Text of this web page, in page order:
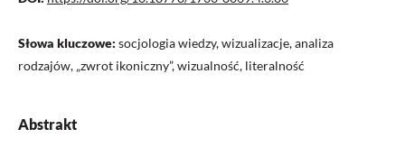
Słowa kluczowe: socjologia wiedzy, wizualizacje, analiza
rodzajów, „zwrot ikoniczny”, wizualność, literalność
Abstrakt